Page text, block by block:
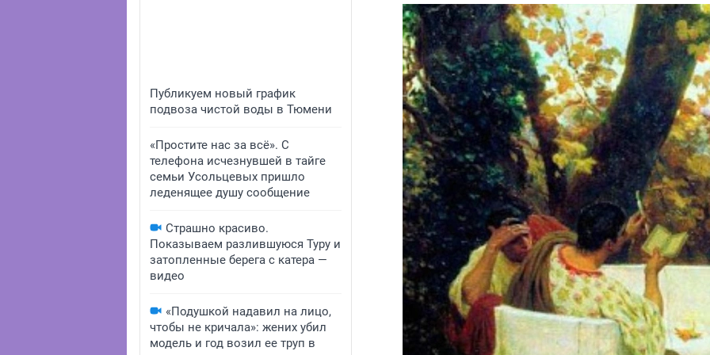
Публикуем новый график
подвоза чистой воды в Тюмени
«Простите нас за всё». С
телефона исчезнувшей в тайге
семьи Усольцевых пришло
леденящее душу сообщение
Страшно красиво.
Показываем разлившуюся Туру и
затопленные берега с катера —
видео
«Подушкой надавил на лицо,
чтобы не кричала»: жених убил
модель и год возил ее труп в